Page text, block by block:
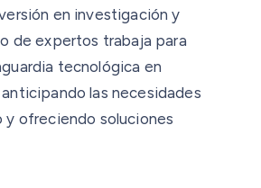
en investigación y
de expertos trabaja para
tecnológica en
las necesidades
y ofreciendo soluciones